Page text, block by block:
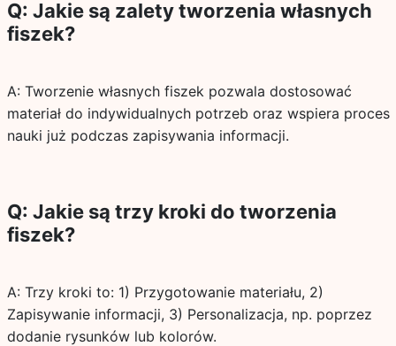
Q: Jakie są zalety tworzenia własnych
fiszek?
A: Tworzenie własnych fiszek pozwala dostosować
materiał do indywidualnych potrzeb oraz wspiera proces
nauki już podczas zapisywania informacji.
Q: Jakie są trzy kroki do tworzenia
fiszek?
A: Trzy kroki to: 1) Przygotowanie materiału, 2)
Zapisywanie informacji, 3) Personalizacja, np. poprzez
dodanie rysunków lub kolorów.